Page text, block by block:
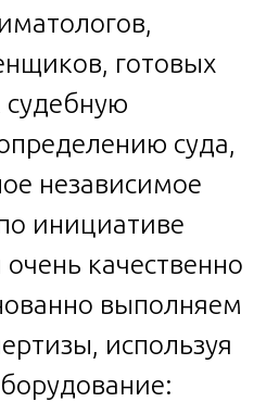
готовых
судебную
суда,
независимое
инициативе
качественно
выполняем
используя